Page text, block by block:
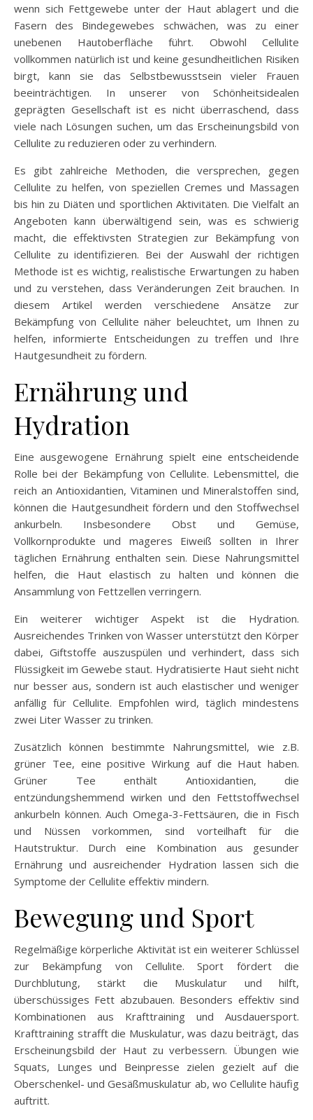
wenn sich Fettgewebe unter der Haut ablagert und die
Fasern des Bindegewebes schwächen, was zu einer
unebenen Hautoberfläche führt. Obwohl Cellulite
vollkommen natürlich ist und keine gesundheitlichen Risiken
birgt, kann sie das Selbstbewusstsein vieler Frauen
beeinträchtigen. In unserer von Schönheitsidealen
geprägten Gesellschaft ist es nicht überraschend, dass
viele nach Lösungen suchen, um das Erscheinungsbild von
Cellulite zu reduzieren oder zu verhindern.
Es gibt zahlreiche Methoden, die versprechen, gegen
Cellulite zu helfen, von speziellen Cremes und Massagen
bis hin zu Diäten und sportlichen Aktivitäten. Die Vielfalt an
Angeboten kann überwältigend sein, was es schwierig
macht, die effektivsten Strategien zur Bekämpfung von
Cellulite zu identifizieren. Bei der Auswahl der richtigen
Methode ist es wichtig, realistische Erwartungen zu haben
und zu verstehen, dass Veränderungen Zeit brauchen. In
diesem Artikel werden verschiedene Ansätze zur
Bekämpfung von Cellulite näher beleuchtet, um Ihnen zu
helfen, informierte Entscheidungen zu treffen und Ihre
Hautgesundheit zu fördern.
Ernährung und
Hydration
Eine ausgewogene Ernährung spielt eine entscheidende
Rolle bei der Bekämpfung von Cellulite. Lebensmittel, die
reich an Antioxidantien, Vitaminen und Mineralstoffen sind,
können die Hautgesundheit fördern und den Stoffwechsel
ankurbeln. Insbesondere Obst und Gemüse,
Vollkornprodukte und mageres Eiweiß sollten in Ihrer
täglichen Ernährung enthalten sein. Diese Nahrungsmittel
helfen, die Haut elastisch zu halten und können die
Ansammlung von Fettzellen verringern.
Ein weiterer wichtiger Aspekt ist die Hydration.
Ausreichendes Trinken von Wasser unterstützt den Körper
dabei, Giftstoffe auszuspülen und verhindert, dass sich
Flüssigkeit im Gewebe staut. Hydratisierte Haut sieht nicht
nur besser aus, sondern ist auch elastischer und weniger
anfällig für Cellulite. Empfohlen wird, täglich mindestens
zwei Liter Wasser zu trinken.
Zusätzlich können bestimmte Nahrungsmittel, wie z.B.
grüner Tee, eine positive Wirkung auf die Haut haben.
Grüner Tee enthält Antioxidantien, die
entzündungshemmend wirken und den Fettstoffwechsel
ankurbeln können. Auch Omega-3-Fettsäuren, die in Fisch
und Nüssen vorkommen, sind vorteilhaft für die
Hautstruktur. Durch eine Kombination aus gesunder
Ernährung und ausreichender Hydration lassen sich die
Symptome der Cellulite effektiv mindern.
Bewegung und Sport
Regelmäßige körperliche Aktivität ist ein weiterer Schlüssel
zur Bekämpfung von Cellulite. Sport fördert die
Durchblutung, stärkt die Muskulatur und hilft,
überschüssiges Fett abzubauen. Besonders effektiv sind
Kombinationen aus Krafttraining und Ausdauersport.
Krafttraining strafft die Muskulatur, was dazu beiträgt, das
Erscheinungsbild der Haut zu verbessern. Übungen wie
Squats, Lunges und Beinpresse zielen gezielt auf die
Oberschenkel- und Gesäßmuskulatur ab, wo Cellulite häufig
auftritt.